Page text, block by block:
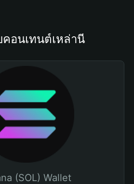
อนเทนต์เหล่านี้
(SOL) Wallet